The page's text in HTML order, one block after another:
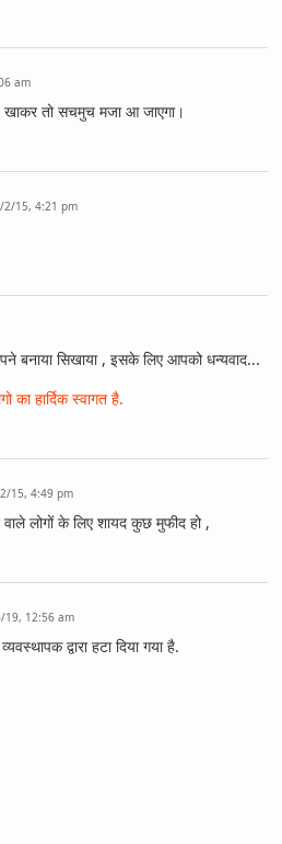
am
तो सचमुच मजा आ जाएगा।
2/15, 4:21 pm
बनाया सिखाया , इसके लिए आपको धन्यवाद...
का हार्दिक स्वागत है.
15, 4:49 pm
लोगों के लिए शायद कुछ मुफीद हो ,
19, 12:56 am
द्वारा हटा दिया गया है.